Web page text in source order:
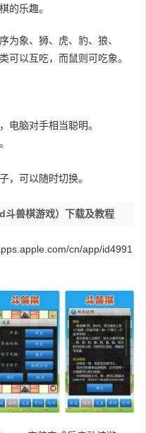
的乐趣。
为象、狮、虎、豹、狼、
可以互吃，而鼠则可吃象。
电脑对手相当聪明。
，可以随时切换。
兽棋游戏）下载及教程
cn/app/id4991